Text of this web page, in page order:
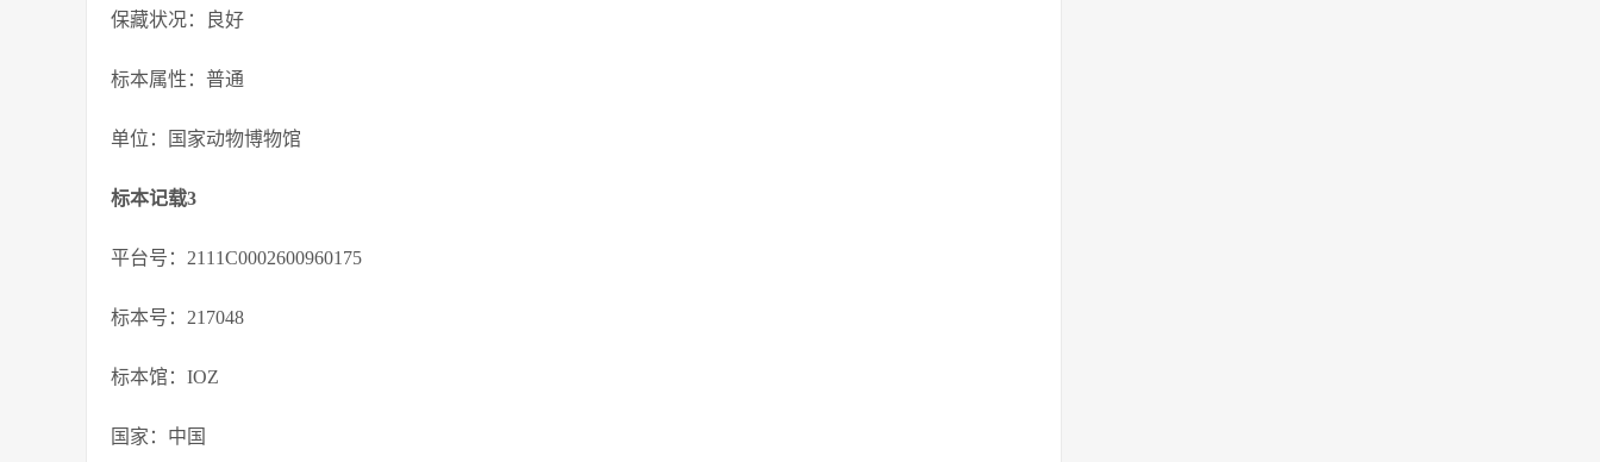
保藏状况：良好
标本属性：普通
单位：国家动物博物馆
标本记载3
平台号：2111C0002600960175
标本号：217048
标本馆：IOZ
国家：中国